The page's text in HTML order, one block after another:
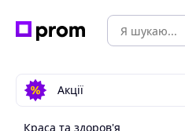
Акції
Краса та здоров'я